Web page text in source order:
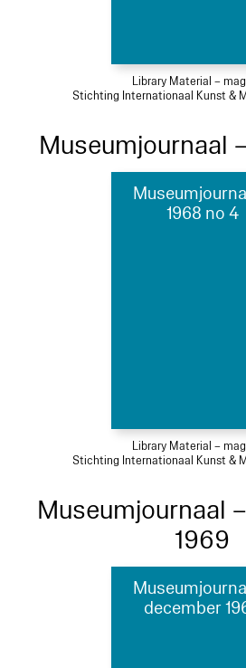
Library Material –
Stichting Internationaal Kunst &
Museumjournaal
1968 no 4
Library Material –
Stichting Internationaal Kunst &
Museumjournaal
1969
december